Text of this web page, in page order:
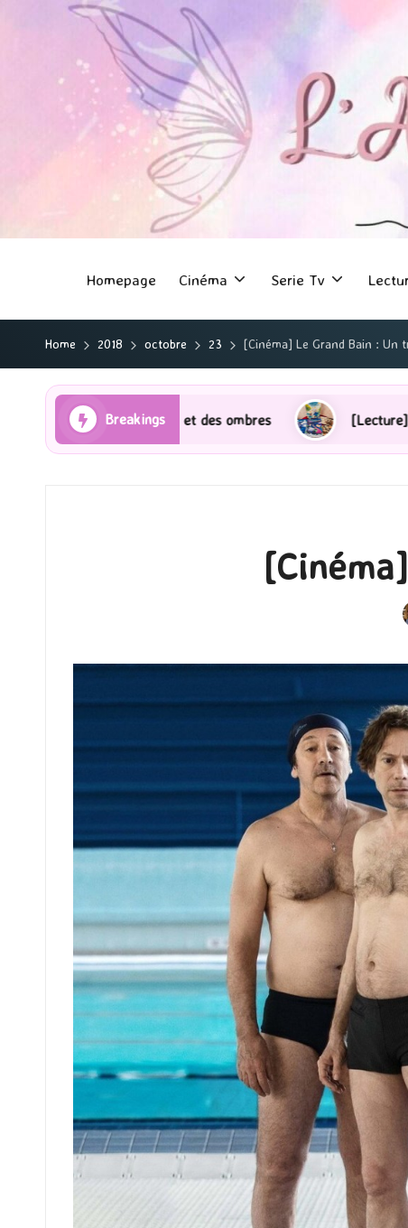
Homepage Cinéma Serie Tv
Home 2018 octobre 23 [Cinéma] Le Grand Bain : Un
Breakings
[Lecture] Gardiens des cités perdues : Le roman graphique